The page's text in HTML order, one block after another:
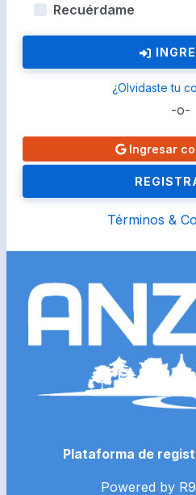
Recuérdame
¿Olvidaste tu
-o-
Ingresar
Términos &
Plataforma de
Powered by